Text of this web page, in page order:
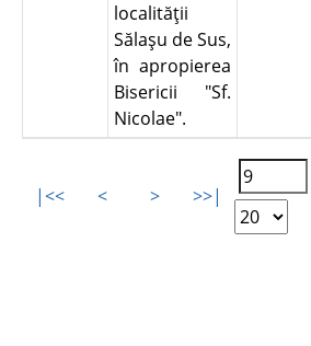
localităţii
Sălaşu de Sus,
în apropierea
Bisericii "Sf.
Nicolae".
|<< < > >>|